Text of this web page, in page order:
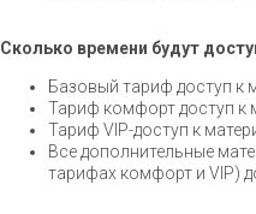
Сколько времени будут
Базовый тариф доступ к
Тариф комфорт доступ к
Тариф VIP-доступ к
Все дополнительные
тарифах комфорт и VIP)